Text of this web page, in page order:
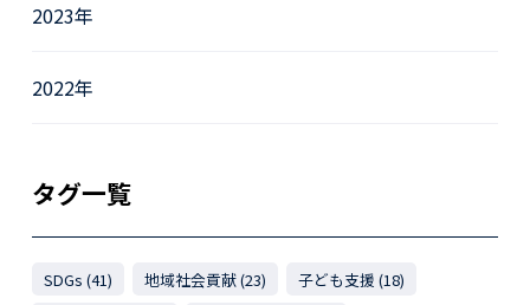
2023年
2022年
タグ一覧
SDGs (41) 地域社会貢献 (23)
子ども支援 (18)